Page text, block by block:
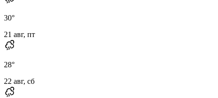
30°
21 авг, пт
28°
22 авг, сб